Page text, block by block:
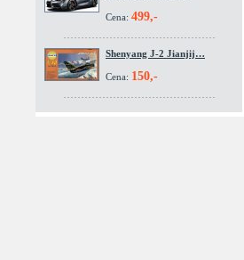
Cena: 499,-
Shenyang J-2 Jianjij…
Cena: 150,-